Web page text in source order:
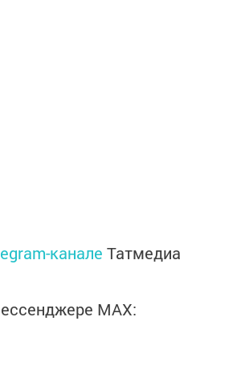
канале Татмедиа
MАХ: